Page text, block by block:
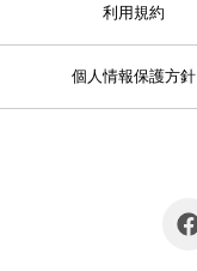
利用規約
個人情報保護方針